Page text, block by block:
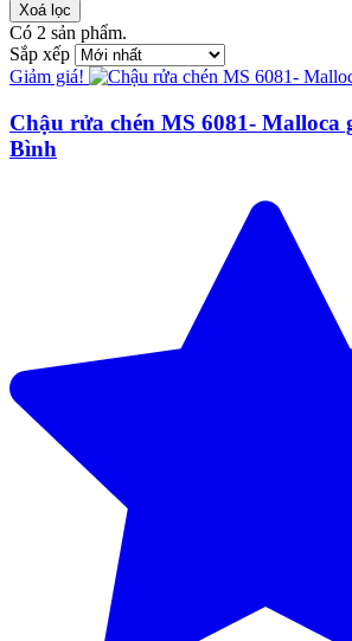
Xoá lọc
Có 2 sản phẩm.
Sắp xếp
Giảm giá!
Chậu rửa chén MS 6081- Malloca
Bình